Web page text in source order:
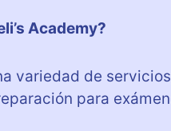
Academy?
variedad de
para